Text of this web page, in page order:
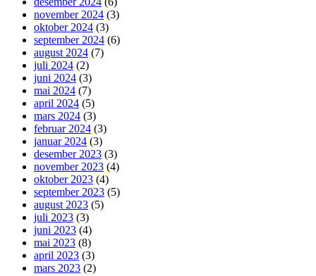
november 2024 (3)
oktober 2024 (3)
september 2024 (6)
august 2024 (7)
juli 2024 (2)
juni 2024 (3)
mai 2024 (7)
april 2024 (5)
mars 2024 (3)
februar 2024 (3)
januar 2024 (3)
desember 2023 (3)
november 2023 (4)
oktober 2023 (4)
september 2023 (5)
august 2023 (5)
juli 2023 (3)
juni 2023 (4)
mai 2023 (8)
april 2023 (3)
mars 2023 (2)